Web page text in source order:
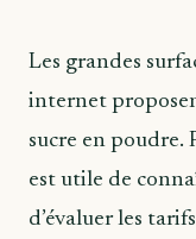
Les grandes
internet
sucre en
est utile de
d’évaluer les